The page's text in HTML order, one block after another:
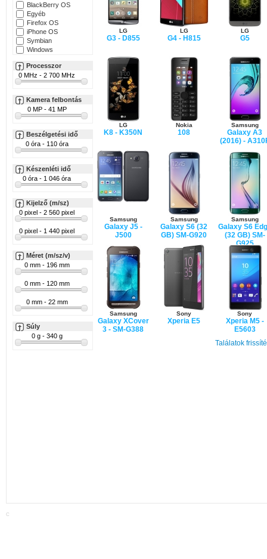
BlackBerry OS
Egyéb
Firefox OS
iPhone OS
Symbian
Windows
Processzor
Kamera felbontás
Beszélgetési idő
Készenléti idő
Kijelző (m/sz)
Méret (m/sz/v)
Súly
LG
G3 - D855
LG
G4 - H815
LG
G5
LG
K8 - K350N
Nokia
108
Samsung
Galaxy A3
(2016) -
Samsung
Galaxy J5 -
J500
Samsung
Galaxy S6 (32
GB) SM-G920
Samsung
Galaxy S6
(32 GB) SM-
G925
Samsung
Galaxy XCover
3 - SM-G388
Sony
Xperia E5
Sony
Xperia M5 -
E5603
Találatok
C